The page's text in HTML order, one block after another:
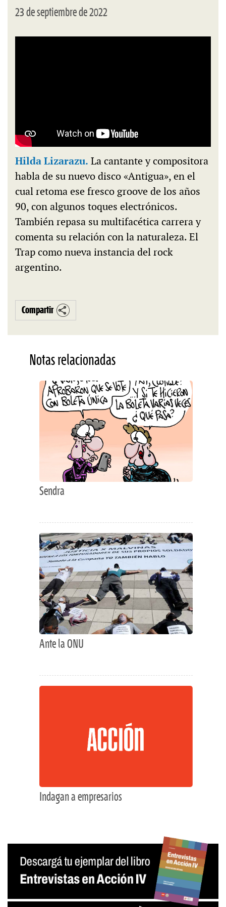
23 de septiembre de 2022
Hilda Lizarazu. La cantante y compositora
habla de su nuevo disco «Antigua», en el
cual retoma ese fresco groove de los años
90, con algunos toques electrónicos.
También repasa su multifacética carrera y
comenta su relación con la naturaleza. El
Trap como nueva instancia del rock
argentino.
Compartir
Notas relacionadas
Sendra
Ante la ONU
Indagan a empresarios